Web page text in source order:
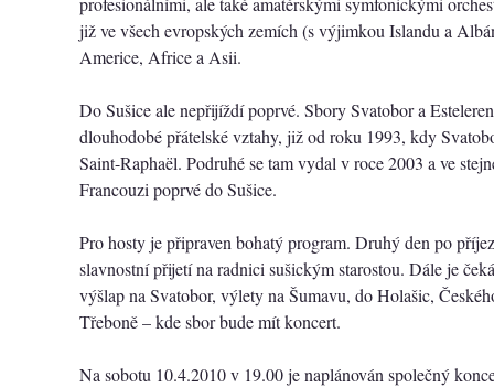
již ve všech evropských zemích (s výjimkou Islandu a
Americe, Africe a Asii.
Do Sušice ale nepřijíždí poprvé. Sbory Svatobor a
dlouhodobé přátelské vztahy, již od roku 1993, kdy
Saint-Raphaël. Podruhé se tam vydal v roce 2003 a ve
Francouzi poprvé do Sušice.
Pro hosty je připraven bohatý program. Druhý den po
slavnostní přijetí na radnici sušickým starostou. Dále je
výšlap na Svatobor, výlety na Šumavu, do Holašic,
Třeboně – kde sbor bude mít koncert.
Na sobotu 10.4.2010 v 19.00 je naplánován společný